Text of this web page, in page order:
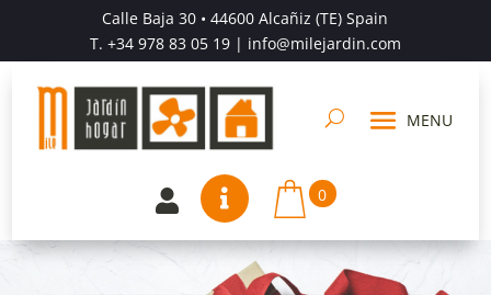
Calle Baja 30 • 44600 Alcañiz (TE) Spain
T. +34 978 83 05 19| info@milejardin.com
  0